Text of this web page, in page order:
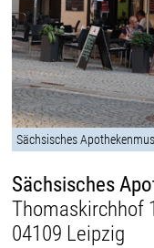
Sächsisches
Sächsisches
Thomaskirchhof
04109 Leipzig